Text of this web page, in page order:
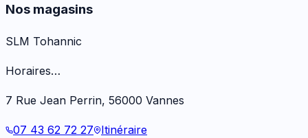
Nos magasins
SLM Tohannic
Horaires…
7 Rue Jean Perrin, 56000 Vannes
07 43 62 72 27 Itinéraire